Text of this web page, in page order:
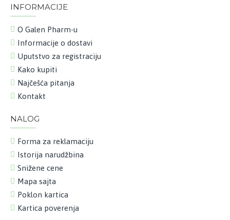
INFORMACIJE
O Galen Pharm-u
Informacije o dostavi
Uputstvo za registraciju
Kako kupiti
Najčešća pitanja
Kontakt
NALOG
Forma za reklamaciju
Istorija narudžbina
Snižene cene
Mapa sajta
Poklon kartica
Kartica poverenja